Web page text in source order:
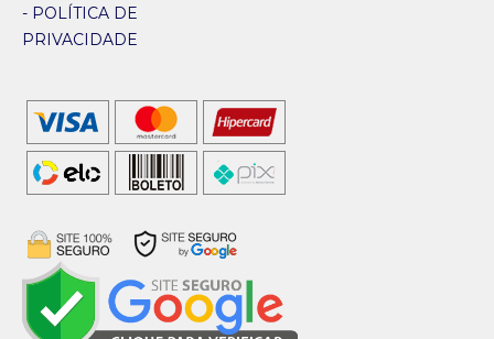
- POLÍTICA DE
PRIVACIDADE